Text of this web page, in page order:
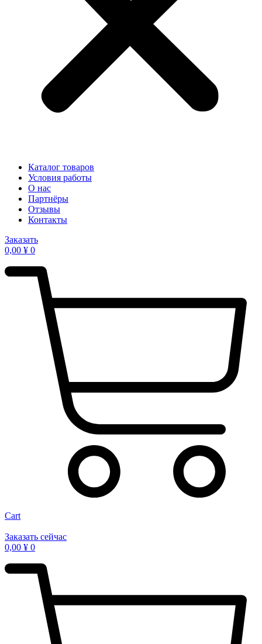
Каталог товаров
Условия работы
О нас
Партнёры
Отзывы
Контакты
Заказать
0,00 ¥ 0
Cart
Заказать сейчас
0,00 ¥ 0